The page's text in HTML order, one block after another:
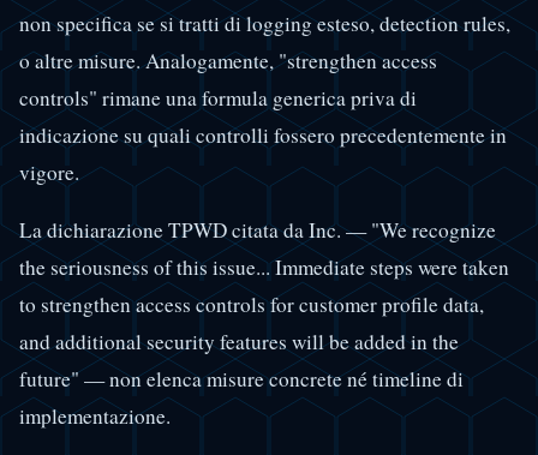
non specifica se si tratti di logging esteso, detection rules,
o altre misure. Analogamente, "strengthen access
controls" rimane una formula generica priva di
indicazione su quali controlli fossero precedentemente in
vigore.
La dichiarazione TPWD citata da Inc. — "We recognize
the seriousness of this issue... Immediate steps were taken
to strengthen access controls for customer profile data,
and additional security features will be added in the
future" — non elenca misure concrete né timeline di
implementazione.